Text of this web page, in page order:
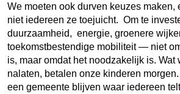
We moeten ook durven keuzes maken,
niet iedereen ze toejuicht. Om te
duurzaamheid, energie, groenere
toekomstbestendige mobiliteit — niet
is, maar omdat het noodzakelijk is. Wat
nalaten, betalen onze kinderen
een gemeente blijven waar iedereen